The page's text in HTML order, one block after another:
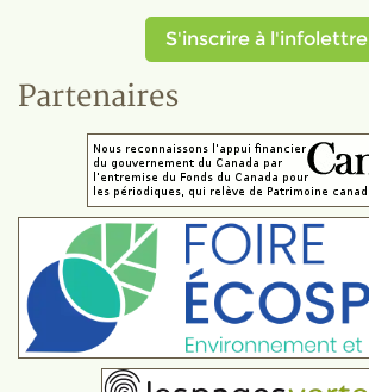
S'inscrire à l'infolettre
Partenaires